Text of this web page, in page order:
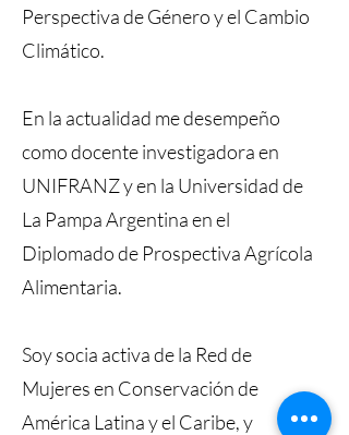
Perspectiva de Género y el Cambio
Climático.
En la actualidad me desempeño
como docente investigadora en
UNIFRANZ y en la Universidad de
La Pampa Argentina en el
Diplomado de Prospectiva Agrícola
Alimentaria.
Soy socia activa de la Red de
Mujeres en Conservación de
América Latina y el Caribe, y